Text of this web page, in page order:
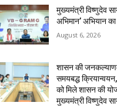
मुख्यमंत्री विष्णुदेव
अभिमान’ अभियान
August 6, 2026
शासन की
समयबद्ध
को मिले शासन की
मुख्यमंत्री विष्णुदेव